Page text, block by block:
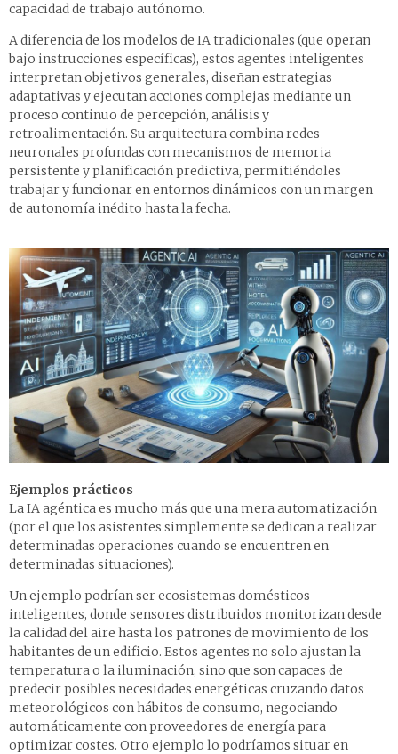
capacidad de trabajo autónomo.
A diferencia de los modelos de IA tradicionales (que operan
bajo instrucciones específicas), estos agentes inteligentes
interpretan objetivos generales, diseñan estrategias
adaptativas y ejecutan acciones complejas mediante un
proceso continuo de percepción, análisis y
retroalimentación. Su arquitectura combina redes
neuronales profundas con mecanismos de memoria
persistente y planificación predictiva, permitiéndoles
trabajar y funcionar en entornos dinámicos con un margen
de autonomía inédito hasta la fecha.
Ejemplos prácticos
La IA agéntica es mucho más que una mera automatización
(por el que los asistentes simplemente se dedican a realizar
determinadas operaciones cuando se encuentren en
determinadas situaciones).
Un ejemplo podrían ser ecosistemas domésticos
inteligentes, donde sensores distribuidos monitorizan desde
la calidad del aire hasta los patrones de movimiento de los
habitantes de un edificio. Estos agentes no solo ajustan la
temperatura o la iluminación, sino que son capaces de
predecir posibles necesidades energéticas cruzando datos
meteorológicos con hábitos de consumo, negociando
automáticamente con proveedores de energía para
optimizar costes. Otro ejemplo lo podríamos situar en